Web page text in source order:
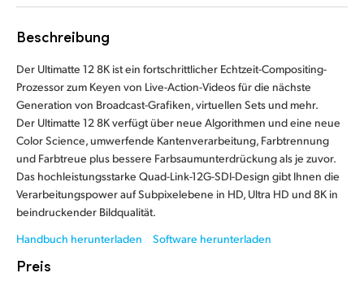
Finland
France
Germany
Hong Kong SAR, China
India
Italy
Japan
Beschreibung
Der Ultimatte 12 8K ist ein fortschrittlicher Echtzeit-Compositing-
Prozessor zum Keyen von Live-Action-Videos für die nächste
Generation von Broadcast-Grafiken, virtuellen Sets und mehr.
Der Ultimatte 12 8K verfügt über neue Algorithmen und eine neue
Color Science, umwerfende Kantenverarbeitung, Farbtrennung
und Farbtreue plus bessere Farbsaumunterdrückung als je zuvor.
Das hochleistungsstarke Quad-Link-12G-SDI-Design gibt Ihnen die
Verarbeitungspower auf Subpixelebene in HD, Ultra HD und 8K in
beindruckender Bildqualität.
Handbuch herunterladen
Software herunterladen
Preis